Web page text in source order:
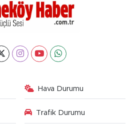
Hava Durumu
Trafik Durumu